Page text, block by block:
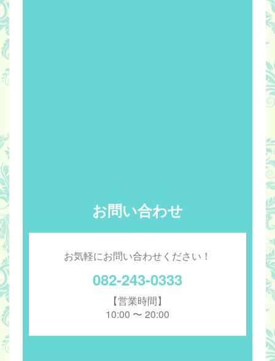
お問い合わせ
お気軽にお問い合わせください！
082-243-0333
【営業時間】
10:00 〜 20:00